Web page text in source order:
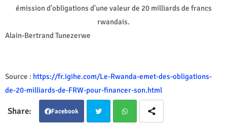
émission d'obligations d'une valeur de 20 milliards de francs
rwandais.
Alain-Bertrand Tunezerwe
Source : https://fr.igihe.com/Le-Rwanda-emet-des-obligations-
de-20-milliards-de-FRW-pour-financer-son.html
Facebook